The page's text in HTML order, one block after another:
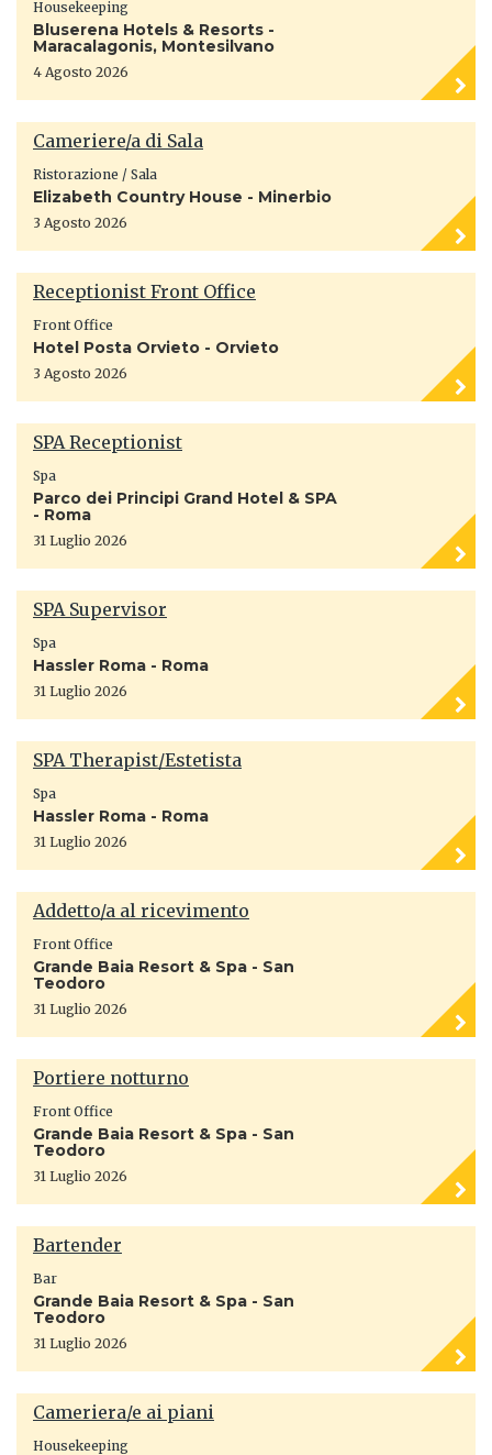
Housekeeping
Bluserena Hotels & Resorts -
Maracalagonis, Montesilvano
4 Agosto 2026
Cameriere/a di Sala
Ristorazione / Sala
Elizabeth Country House - Minerbio
3 Agosto 2026
Receptionist Front Office
Front Office
Hotel Posta Orvieto - Orvieto
3 Agosto 2026
SPA Receptionist
Spa
Parco dei Principi Grand Hotel & SPA
- Roma
31 Luglio 2026
SPA Supervisor
Spa
Hassler Roma - Roma
31 Luglio 2026
SPA Therapist/Estetista
Spa
Hassler Roma - Roma
31 Luglio 2026
Addetto/a al ricevimento
Front Office
Grande Baia Resort & Spa - San
Teodoro
31 Luglio 2026
Portiere notturno
Front Office
Grande Baia Resort & Spa - San
Teodoro
31 Luglio 2026
Bartender
Bar
Grande Baia Resort & Spa - San
Teodoro
31 Luglio 2026
Cameriera/e ai piani
Housekeeping